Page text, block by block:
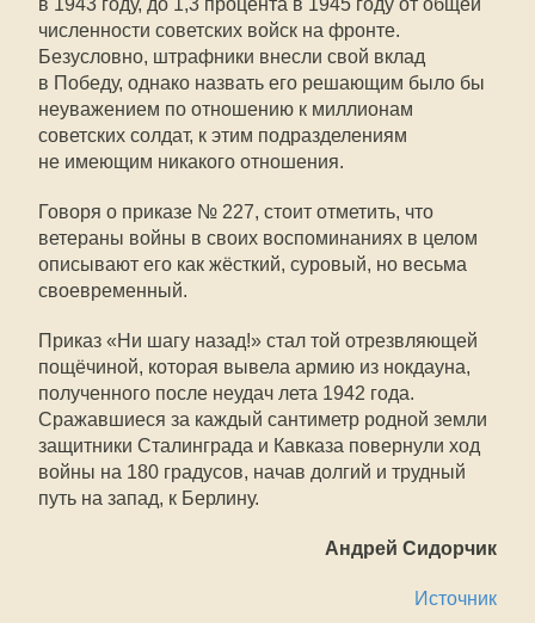
в 1943 году, до 1,3 процента в 1945 году от общей
численности советских войск на фронте.
Безусловно, штрафники внесли свой вклад
в Победу, однако назвать его решающим было бы
неуважением по отношению к миллионам
советских солдат, к этим подразделениям
не имеющим никакого отношения.
Говоря о приказе № 227, стоит отметить, что
ветераны войны в своих воспоминаниях в целом
описывают его как жёсткий, суровый, но весьма
своевременный.
Приказ «Ни шагу назад!» стал той отрезвляющей
пощёчиной, которая вывела армию из нокдауна,
полученного после неудач лета 1942 года.
Сражавшиеся за каждый сантиметр родной земли
защитники Сталинграда и Кавказа повернули ход
войны на 180 градусов, начав долгий и трудный
путь на запад, к Берлину.
Андрей Сидорчик
Источник